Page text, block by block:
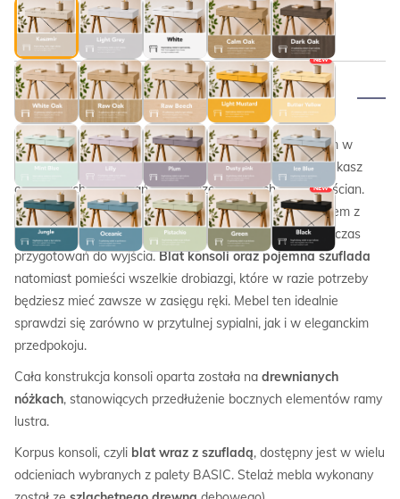
NEW
NEW
Opis
Konsola FINKA od MINKOz dużymlustremzamkniętym w
naturalnej, drewnianej ramieto idealny wybór, jeśli szukasz
oryginalnych rozwiązań na urządzenie swoich czterech ścian.
Duże lustro o prostym kształcie, umieszczone nad blatem z
szufladą, pozwoli Ci z łatwością przejrzeć się w nim podczas
przygotowań do wyjścia.Blat konsoli oraz pojemna szuflada
natomiast pomieści wszelkie drobiazgi, które w razie potrzeby
będziesz mieć zawsze w zasięgu ręki. Mebel ten idealnie
sprawdzi się zarówno w przytulnej sypialni, jak i w eleganckim
przedpokoju.
Cała konstrukcja konsoli oparta została na drewnianych
nóżkach, stanowiących przedłużenie bocznych elementów ramy
lustra.
Korpus konsoli, czyli blat wraz z szufladą, dostępny jest w wielu
odcieniach wybranych z palety BASIC. Stelaż mebla wykonany